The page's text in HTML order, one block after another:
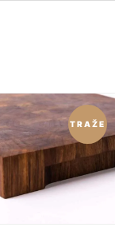
TRAŽE